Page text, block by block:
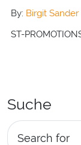
By: Birgit Sander
ST-
Suche
Search for